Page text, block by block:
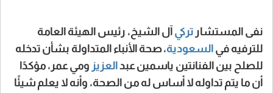
نفى المستشار تركي آل الشيخ، رئيس الهيئة العامة
للترفيه في السعودية، صحة الأنباء المتداولة بشأن تدخله
للصلح بين الفنانتين ياسمين عبدالعزيز ومي عمر، مؤكدًا
أن ما يتم تداوله لا أساس له من الصحة، وأنه لا يعلم شيئًا